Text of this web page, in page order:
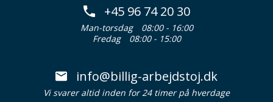
+45 96 74 20 30
Man-torsdag
08:00 - 16:00
Fredag
08:00 - 15:00
info@billig-arbejdstoj.dk
Vi svarer altid inden for 24 timer på hverdage